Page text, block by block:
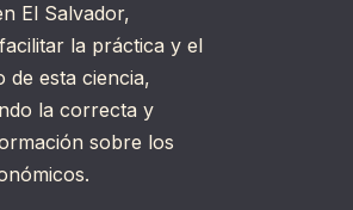
El Salvador,
la práctica y el
de esta ciencia,
la correcta y
sobre los